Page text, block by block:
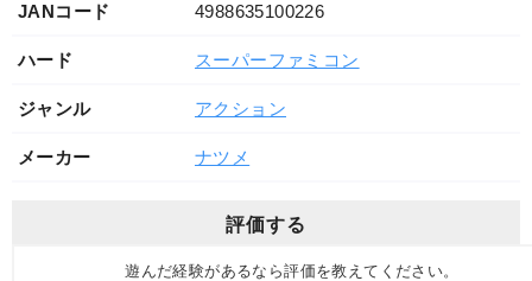
JANコード 4988635100226
ハード スーパーファミコン
ジャンル アクション
メーカー ナツメ
評価する
遊んだ経験があるなら評価を教えてください。